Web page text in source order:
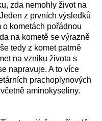
zda nemohly život na
z prvních výsledků
o kometách pořádnou
na kometě se výrazně
tedy z komet patrně
na vzniku života s
napravuje. A to více
prachoplynových
aminokyseliny.